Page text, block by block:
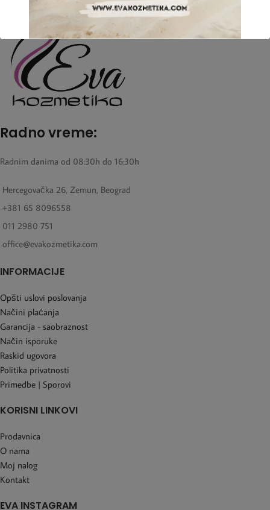
Radno vreme:
Radnim danima od 08:30h do 16:30h
Hercegovačka 26, Zemun, Beograd
+381 65 8096558
011 2980 751
office@evakozmetika.com
INFORMACIJE
Opšti uslovi poslovanja
Načini plaćanja
Garancija - saobraznost
Način isporuke
Raskid ugovora
Politika privatnosti
Primedbe | Sporovi
KORISNI LINKOVI
Prodavnica
O nama
Moj nalog
Kontakt
EVA INSTAGRAM